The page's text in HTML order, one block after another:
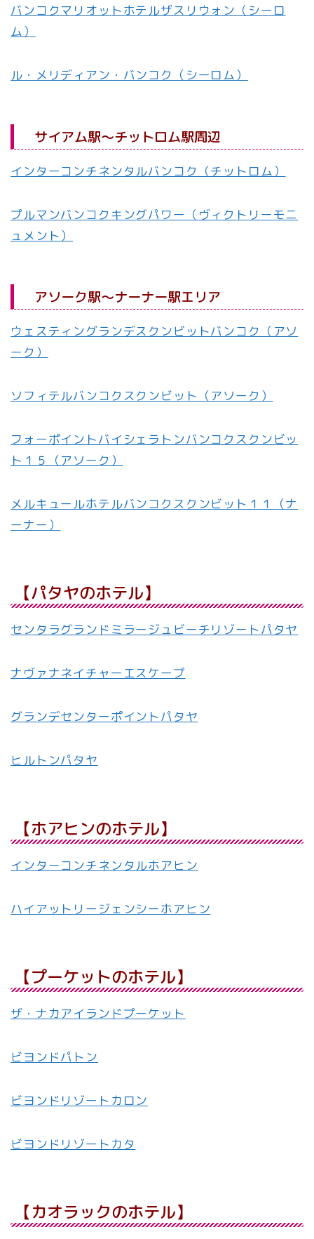
バンコクマリオットホテルザスリウォン（シーロ
ム）
ル・メリディアン・バンコク（シーロム）
サイアム駅〜チットロム駅周辺
インターコンチネンタルバンコク（チットロム）
プルマンバンコクキングパワー（ヴィクトリーモニ
ュメント）
アソーク駅〜ナーナー駅エリア
ウェスティングランデスクンビットバンコク（アソ
ーク）
ソフィテルバンコクスクンビット（アソーク）
フォーポイントバイシェラトンバンコクスクンビッ
ト１５（アソーク）
メルキュールホテルバンコクスクンビット１１（ナ
ーナー）
【パタヤのホテル】
センタラグランドミラージュビーチリゾートパタヤ
ナヴァナネイチャーエスケープ
グランデセンターポイントパタヤ
ヒルトンパタヤ
【ホアヒンのホテル】
インターコンチネンタルホアヒン
ハイアットリージェンシーホアヒン
【プーケットのホテル】
ザ・ナカアイランドプーケット
ビヨンドパトン
ビヨンドリゾートカロン
ビヨンドリゾートカタ
【カオラックのホテル】